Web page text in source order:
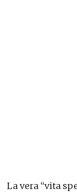
La vera “vita